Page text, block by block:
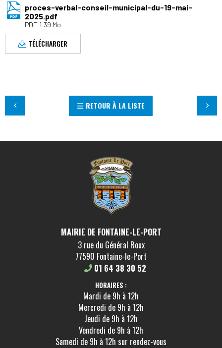
proces-verbal-conseil-municipal-du-19-mai-
2025.pdf
PDF-1.39 Mo
TÉLÉCHARGER
RETOUR À LA LISTE
MAIRIE DE FONTAINE-LE-PORT
3 rue du Général Roux
77590 Fontaine-le-Port
01 64 38 30 52
HORAIRES :
Mardi de 9h à 12h
Mercredi de 9h à 12h
Jeudi de 9h à 12h
Vendredi de 9h à 12h
Samedi de 9h à 12h sur rendez-vous